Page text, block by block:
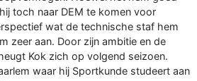
toch naar DEM te komen voor
wat de technische staf hem
zeer aan. Door zijn ambitie en de
Kok zich op volgend seizoen.
waar hij Sportkunde studeert aan